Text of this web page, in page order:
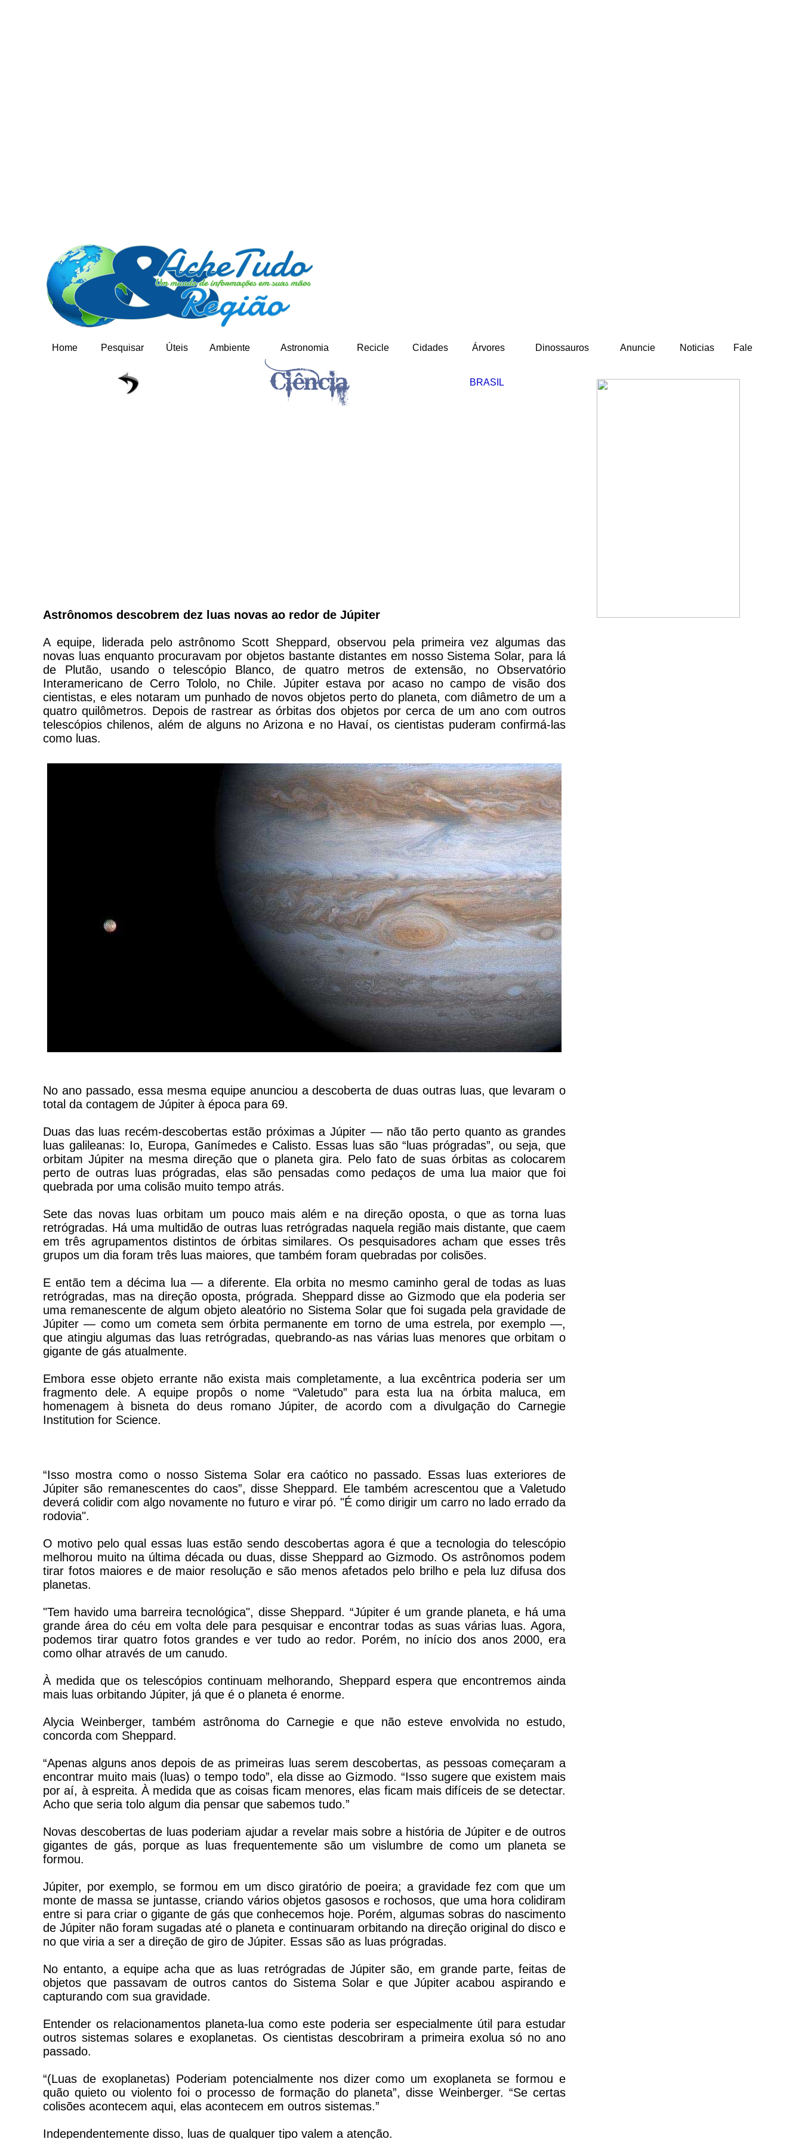
Home
Pesquisar Úteis Ambiente Astronomia Recicle Cidades Árvores Dinossauros Anuncie Noticias Fale
BRASIL
Astrônomos descobrem dez luas novas ao redor de Júpiter
A equipe, liderada pelo astrônomo Scott Sheppard, observou pela primeira vez algumas das
novas luas enquanto procuravam por objetos bastante distantes em nosso Sistema Solar, para lá
de Plutão, usando o telescópio Blanco, de quatro metros de extensão, no Observatório
Interamericano de Cerro Tololo, no Chile. Júpiter estava por acaso no campo de visão dos
cientistas, e eles notaram um punhado de novos objetos perto do planeta, com diâmetro de um a
quatro quilômetros. Depois de rastrear as órbitas dos objetos por cerca de um ano com outros
telescópios chilenos, além de alguns no Arizona e no Havaí, os cientistas puderam confirmá-las
como luas.
No ano passado, essa mesma equipe anunciou a descoberta de duas outras luas, que levaram o
total da contagem de Júpiter à época para 69.
Duas das luas recém-descobertas estão próximas a Júpiter — não tão perto quanto as grandes
luas galileanas: Io, Europa, Ganímedes e Calisto. Essas luas são “luas prógradas”, ou seja, que
orbitam Júpiter na mesma direção que o planeta gira. Pelo fato de suas órbitas as colocarem
perto de outras luas prógradas, elas são pensadas como pedaços de uma lua maior que foi
quebrada por uma colisão muito tempo atrás.
Sete das novas luas orbitam um pouco mais além e na direção oposta, o que as torna luas
retrógradas. Há uma multidão de outras luas retrógradas naquela região mais distante, que caem
em três agrupamentos distintos de órbitas similares. Os pesquisadores acham que esses três
grupos um dia foram três luas maiores, que também foram quebradas por colisões.
E então tem a décima lua — a diferente. Ela orbita no mesmo caminho geral de todas as luas
retrógradas, mas na direção oposta, prógrada. Sheppard disse ao Gizmodo que ela poderia ser
uma remanescente de algum objeto aleatório no Sistema Solar que foi sugada pela gravidade de
Júpiter — como um cometa sem órbita permanente em torno de uma estrela, por exemplo —,
que atingiu algumas das luas retrógradas, quebrando-as nas várias luas menores que orbitam o
gigante de gás atualmente.
Embora esse objeto errante não exista mais completamente, a lua excêntrica poderia ser um
fragmento dele. A equipe propôs o nome “Valetudo” para esta lua na órbita maluca, em
homenagem à bisneta do deus romano Júpiter, de acordo com a divulgação do Carnegie
Institution for Science.
“Isso mostra como o nosso Sistema Solar era caótico no passado. Essas luas exteriores de
Júpiter são remanescentes do caos”, disse Sheppard. Ele também acrescentou que a Valetudo
deverá colidir com algo novamente no futuro e virar pó. "É como dirigir um carro no lado errado da
rodovia".
O motivo pelo qual essas luas estão sendo descobertas agora é que a tecnologia do telescópio
melhorou muito na última década ou duas, disse Sheppard ao Gizmodo. Os astrônomos podem
tirar fotos maiores e de maior resolução e são menos afetados pelo brilho e pela luz difusa dos
planetas.
"Tem havido uma barreira tecnológica", disse Sheppard. “Júpiter é um grande planeta, e há uma
grande área do céu em volta dele para pesquisar e encontrar todas as suas várias luas. Agora,
podemos tirar quatro fotos grandes e ver tudo ao redor. Porém, no início dos anos 2000, era
como olhar através de um canudo.
À medida que os telescópios continuam melhorando, Sheppard espera que encontremos ainda
mais luas orbitando Júpiter, já que é o planeta é enorme.
Alycia Weinberger, também astrônoma do Carnegie e que não esteve envolvida no estudo,
concorda com Sheppard.
“Apenas alguns anos depois de as primeiras luas serem descobertas, as pessoas começaram a
encontrar muito mais (luas) o tempo todo”, ela disse ao Gizmodo. “Isso sugere que existem mais
por aí, à espreita. À medida que as coisas ficam menores, elas ficam mais difíceis de se detectar.
Acho que seria tolo algum dia pensar que sabemos tudo.”
Novas descobertas de luas poderiam ajudar a revelar mais sobre a história de Júpiter e de outros
gigantes de gás, porque as luas frequentemente são um vislumbre de como um planeta se
formou.
Júpiter, por exemplo, se formou em um disco giratório de poeira; a gravidade fez com que um
monte de massa se juntasse, criando vários objetos gasosos e rochosos, que uma hora colidiram
entre si para criar o gigante de gás que conhecemos hoje. Porém, algumas sobras do nascimento
de Júpiter não foram sugadas até o planeta e continuaram orbitando na direção original do disco e
no que viria a ser a direção de giro de Júpiter. Essas são as luas prógradas.
No entanto, a equipe acha que as luas retrógradas de Júpiter são, em grande parte, feitas de
objetos que passavam de outros cantos do Sistema Solar e que Júpiter acabou aspirando e
capturando com sua gravidade.
Entender os relacionamentos planeta-lua como este poderia ser especialmente útil para estudar
outros sistemas solares e exoplanetas. Os cientistas descobriram a primeira exolua só no ano
passado.
“(Luas de exoplanetas) Poderiam potencialmente nos dizer como um exoplaneta se formou e
quão quieto ou violento foi o processo de formação do planeta”, disse Weinberger. “Se certas
colisões acontecem aqui, elas acontecem em outros sistemas.”
Independentemente disso, luas de qualquer tipo valem a atenção.